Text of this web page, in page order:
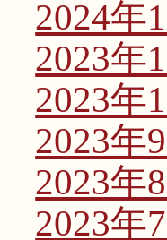
2024年
2023年
2023年
2023年
2023年
2023年